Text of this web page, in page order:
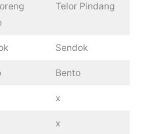
Telor Pindang
Sendok
Bento
x
x